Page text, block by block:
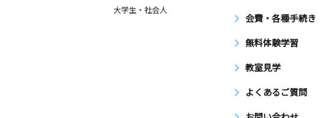
大学生・社会人
会費・各種手続き
無料体験学習
教室見学
よくあるご質問